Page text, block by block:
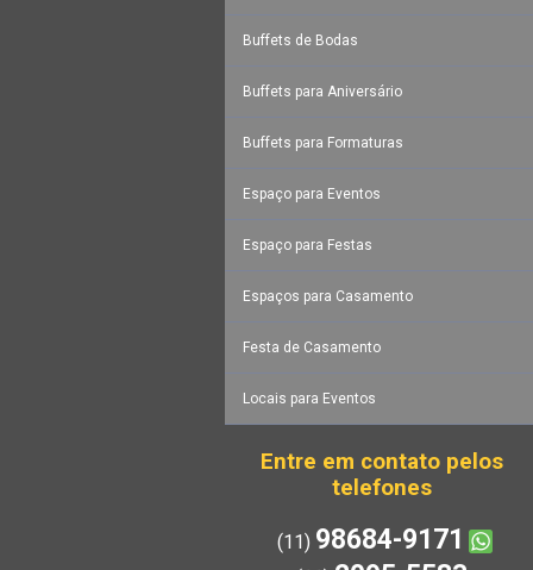
Buffets de Bodas
Buffets para Aniversário
Buffets para Formaturas
Espaço para Eventos
Espaço para Festas
Espaços para Casamento
Festa de Casamento
Locais para Eventos
Entre em contato pelos
telefones
(11) 98684-9171